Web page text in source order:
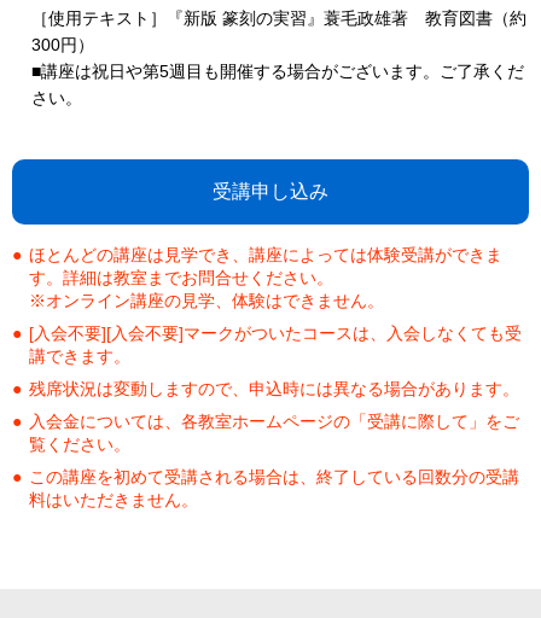
［使用テキスト］『新版 篆刻の実習』蓑毛政雄著 教育図書（約
300円）
■講座は祝日や第5週目も開催する場合がございます。ご了承くだ
さい。
受講申し込み
ほとんどの講座は見学でき、講座によっては体験受講ができま
す。詳細は教室までお問合せください。
※オンライン講座の見学、体験はできません。
[入会不要][入会不要]マークがついたコースは、入会しなくても受
講できます。
残席状況は変動しますので、申込時には異なる場合があります。
入会金については、各教室ホームページの「受講に際して」をご
覧ください。
この講座を初めて受講される場合は、終了している回数分の受講
料はいただきません。